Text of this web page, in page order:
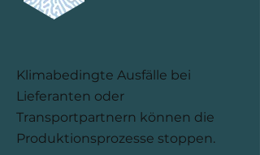
Klimabedingte Ausfälle bei
Lieferanten oder
Transportpartnern können die
Produktionsprozesse stoppen.